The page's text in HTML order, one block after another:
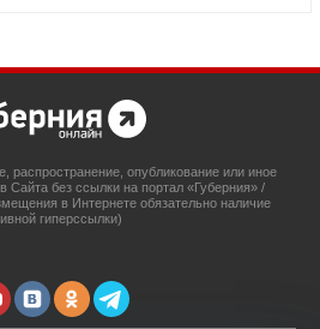
распространение, опубликование или иное
Сайта без ссылки на портал «Губерния» /
в Интернете обязательно наличие
гиперссылки)